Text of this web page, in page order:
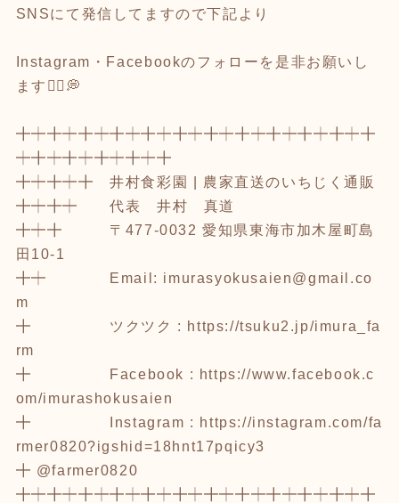
SNSにて発信してますので下記より
Instagram・Facebookのフォローを是非お願いし
ます💁‍♂️💭
╋┿╋┿╋┿╋┿╋┿╋┿╋┿╋┿╋┿╋┿╋┿╋
┿╋┿╋┿╋┿╋┿╋
╋┿╋┿╋ 井村食彩園 | 農家直送のいちじく通販
╋┿╋┿ 代表 井村 真道
╋┿╋ 〒477-0032 愛知県東海市加木屋町島
田10-1
╋┿ Email: imurasyokusaien@gmail.co
m
╋ ツクツク : https://tsuku2.jp/imura_fa
rm
╋ Facebook : https://www.facebook.c
om/imurashokusaien
╋ Instagram : https://instagram.com/fa
rmer0820?igshid=18hnt17pqicy3
╋ @farmer0820
╋┿╋┿╋┿╋┿╋┿╋┿╋┿╋┿╋┿╋┿╋┿╋